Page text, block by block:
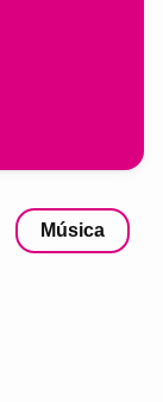
Música